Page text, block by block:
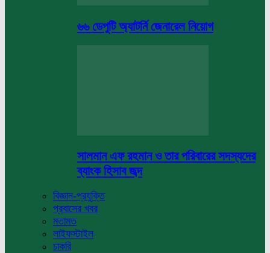
৬৬ ডেপুটি অ্যাটর্নি জেনারেল নিয়োগ
সালমান এফ রহমান ও তার পরিবারের সদস্যদের
ব্যাংক হিসাব জব্দ
বিজ্ঞান-প্রযুক্তি
প্রবাসের খবর
মতামত
লাইফস্টাইল
চাকরি